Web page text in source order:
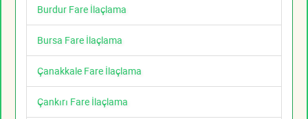
Burdur Fare İlaçlama
Bursa Fare İlaçlama
Çanakkale Fare İlaçlama
Çankırı Fare İlaçlama